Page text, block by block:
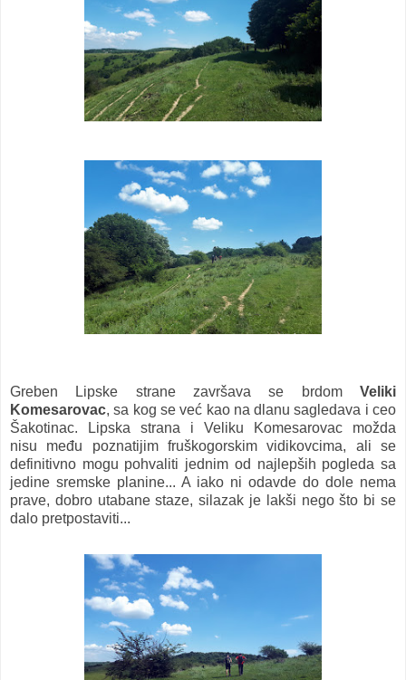
Greben Lipske strane završava se brdom Veliki
Komesarovac, sa kog se već kao na dlanu sagledava i ceo
Šakotinac. Lipska strana i Veliku Komesarovac možda
nisu među poznatijim fruškogorskim vidikovcima, ali se
definitivno mogu pohvaliti jednim od najlepših pogleda sa
jedine sremske planine... A iako ni odavde do dole nema
prave, dobro utabane staze, silazak je lakši nego što bi se
dalo pretpostaviti...